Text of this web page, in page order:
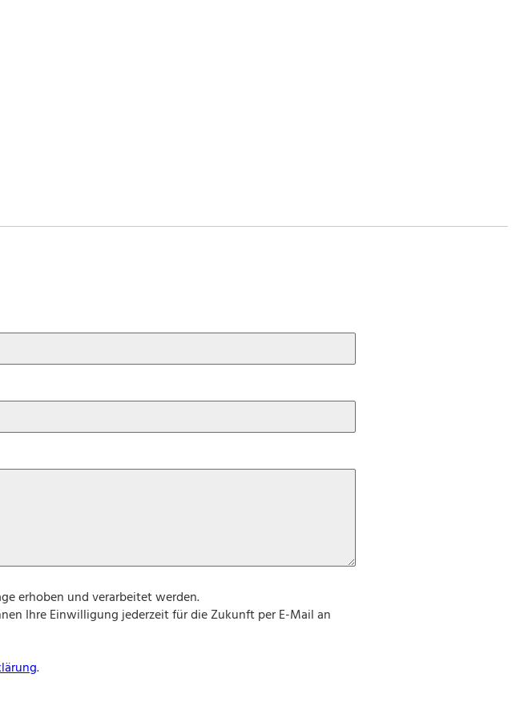
erhoben und verarbeitet werden.
Ihre Einwilligung jederzeit für die Zukunft per E-Mail an
.